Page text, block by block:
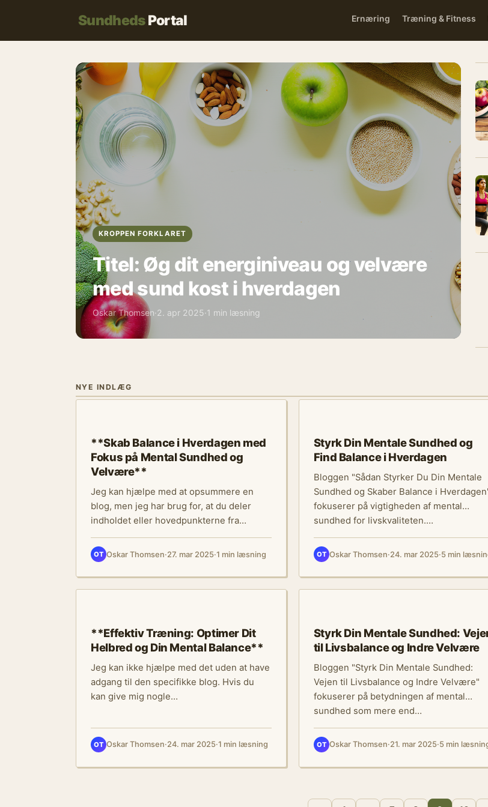
SundhedsPortal Ernæring Træning & Fitness
KROPPEN FORKLARET
Titel: Øg dit energiniveau og velvære
med sund kost i hverdagen
Oskar Thomsen·2. apr 2025·1 min læsning
NYE INDLÆG
**Skab Balance i Hverdagen med
Fokus på Mental Sundhed og
Velvære**
Jeg kan hjælpe med at opsummere en
blog, men jeg har brug for, at du deler
indholdet eller hovedpunkterne fra…
OT Oskar Thomsen·27. mar 2025·1 min læsning
Styrk Din Mentale Sundhed og
Find Balance i Hverdagen
Bloggen "Sådan Styrker Du Din Mentale
Sundhed og Skaber Balance i
fokuserer på vigtigheden af mental
sundhed for livskvaliteten.…
OT Oskar Thomsen·24. mar 2025·5 min
**Effektiv Træning: Optimer Dit
Helbred og Din Mental Balance**
Jeg kan ikke hjælpe med det uden at have
adgang til den specifikke blog. Hvis du
kan give mig nogle…
OT Oskar Thomsen·24. mar 2025·1 min læsning
Styrk Din Mentale Sundhed:
til Livsbalance og Indre Velvære
Bloggen "Styrk Din Mentale Sundhed:
Vejen til Livsbalance og Indre Velvære"
fokuserer på betydningen af mental
sundhed som mere end…
OT Oskar Thomsen·21. mar 2025·5 min